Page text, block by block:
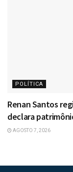
POLÍTICA
Renan Santos
declara
AGOSTO 7, 2026